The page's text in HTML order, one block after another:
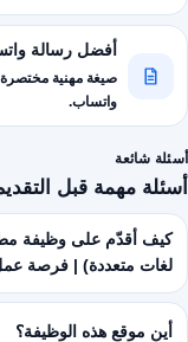
أفضل رسالة
صيغة مهنية مختصرة
واتساب.
أسئلة شائعة
أسئلة مهمة قبل
كيف أقدّم على وظيفة
لغات متعددة) | فرصة
أين موقع هذه الوظيفة؟